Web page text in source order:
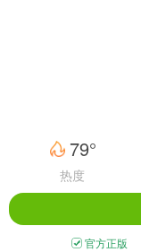
79°
热度
官方正版